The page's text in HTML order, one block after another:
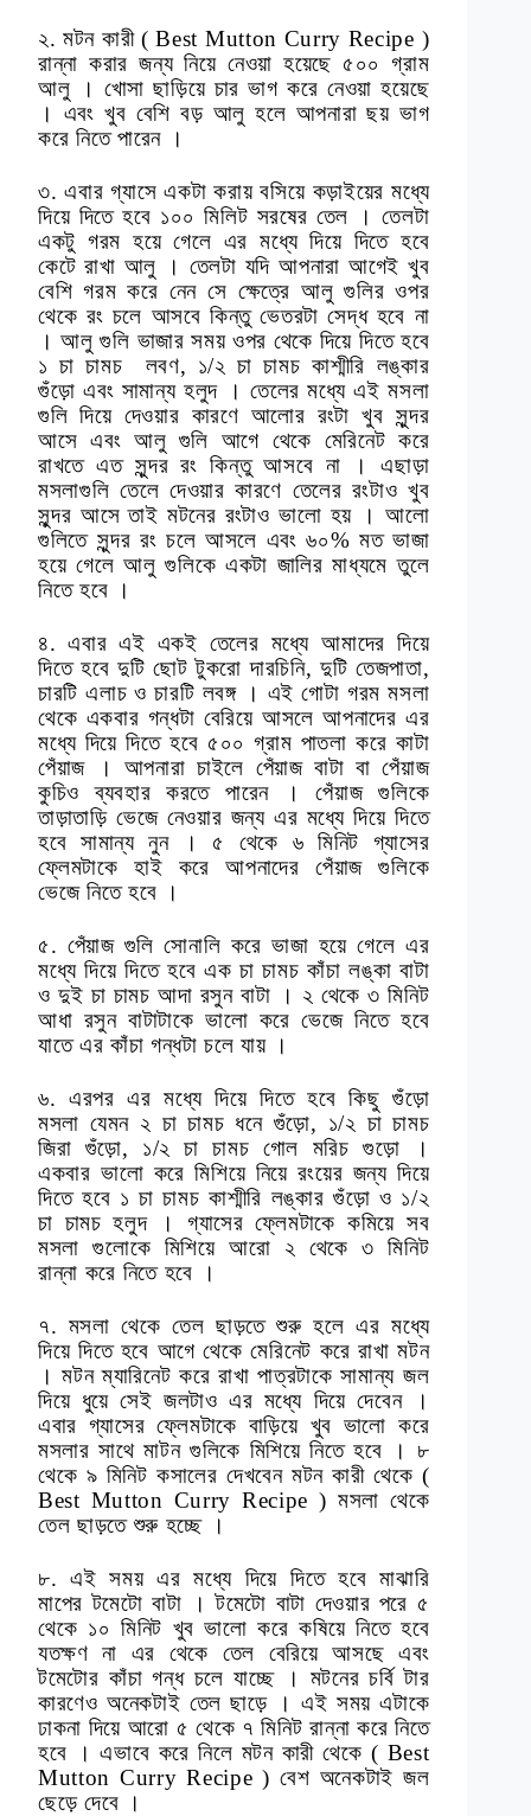
২. মটন কারী ( Best Mutton Curry Recipe )
রান্না করার জন্য নিয়ে নেওয়া হয়েছে ৫০০ গ্রাম
আলু । খোসা ছাড়িয়ে চার ভাগ করে নেওয়া হয়েছে
। এবং খুব বেশি বড় আলু হলে আপনারা ছয় ভাগ
করে নিতে পারেন ।
৩. এবার গ্যাসে একটা করায় বসিয়ে কড়াইয়ের মধ্যে
দিয়ে দিতে হবে ১০০ মিলিট সরষের তেল । তেলটা
একটু গরম হয়ে গেলে এর মধ্যে দিয়ে দিতে হবে
কেটে রাখা আলু । তেলটা যদি আপনারা আগেই খুব
বেশি গরম করে নেন সে ক্ষেত্রে আলু গুলির ওপর
থেকে রং চলে আসবে কিন্তু ভেতরটা সেদ্ধ হবে না
। আলু গুলি ভাজার সময় ওপর থেকে দিয়ে দিতে হবে
১ চা চামচ লবণ, ১/২ চা চামচ কাশ্মীরি লঙ্কার
গুঁড়ো এবং সামান্য হলুদ । তেলের মধ্যে এই মসলা
গুলি দিয়ে দেওয়ার কারণে আলোর রংটা খুব সুন্দর
আসে এবং আলু গুলি আগে থেকে মেরিনেট করে
রাখতে এত সুন্দর রং কিন্তু আসবে না । এছাড়া
মসলাগুলি তেলে দেওয়ার কারণে তেলের রংটাও খুব
সুন্দর আসে তাই মটনের রংটাও ভালো হয় । আলো
গুলিতে সুন্দর রং চলে আসলে এবং ৬০% মত ভাজা
হয়ে গেলে আলু গুলিকে একটা জালির মাধ্যমে তুলে
নিতে হবে ।
৪. এবার এই একই তেলের মধ্যে আমাদের দিয়ে
দিতে হবে দুটি ছোট টুকরো দারচিনি, দুটি তেজপাতা,
চারটি এলাচ ও চারটি লবঙ্গ । এই গোটা গরম মসলা
থেকে একবার গন্ধটা বেরিয়ে আসলে আপনাদের এর
মধ্যে দিয়ে দিতে হবে ৫০০ গ্রাম পাতলা করে কাটা
পেঁয়াজ । আপনারা চাইলে পেঁয়াজ বাটা বা পেঁয়াজ
কুচিও ব্যবহার করতে পারেন । পেঁয়াজ গুলিকে
তাড়াতাড়ি ভেজে নেওয়ার জন্য এর মধ্যে দিয়ে দিতে
হবে সামান্য নুন । ৫ থেকে ৬ মিনিট গ্যাসের
ফ্লেমটাকে হাই করে আপনাদের পেঁয়াজ গুলিকে
ভেজে নিতে হবে ।
৫. পেঁয়াজ গুলি সোনালি করে ভাজা হয়ে গেলে এর
মধ্যে দিয়ে দিতে হবে এক চা চামচ কাঁচা লঙ্কা বাটা
ও দুই চা চামচ আদা রসুন বাটা । ২ থেকে ৩ মিনিট
আধা রসুন বাটাটাকে ভালো করে ভেজে নিতে হবে
যাতে এর কাঁচা গন্ধটা চলে যায় ।
৬. এরপর এর মধ্যে দিয়ে দিতে হবে কিছু গুঁড়ো
মসলা যেমন ২ চা চামচ ধনে গুঁড়ো, ১/২ চা চামচ
জিরা গুঁড়ো, ১/২ চা চামচ গোল মরিচ গুড়ো ।
একবার ভালো করে মিশিয়ে নিয়ে রংয়ের জন্য দিয়ে
দিতে হবে ১ চা চামচ কাশ্মীরি লঙ্কার গুঁড়ো ও ১/২
চা চামচ হলুদ । গ্যাসের ফ্লেমটাকে কমিয়ে সব
মসলা গুলোকে মিশিয়ে আরো ২ থেকে ৩ মিনিট
রান্না করে নিতে হবে ।
৭. মসলা থেকে তেল ছাড়তে শুরু হলে এর মধ্যে
দিয়ে দিতে হবে আগে থেকে মেরিনেট করে রাখা মটন
। মটন ম্যারিনেট করে রাখা পাত্রটাকে সামান্য জল
দিয়ে ধুয়ে সেই জলটাও এর মধ্যে দিয়ে দেবেন ।
এবার গ্যাসের ফ্লেমটাকে বাড়িয়ে খুব ভালো করে
মসলার সাথে মাটন গুলিকে মিশিয়ে নিতে হবে । ৮
থেকে ৯ মিনিট কসালের দেখবেন মটন কারী থেকে (
Best Mutton Curry Recipe ) মসলা থেকে
তেল ছাড়তে শুরু হচ্ছে ।
৮. এই সময় এর মধ্যে দিয়ে দিতে হবে মাঝারি
মাপের টমেটো বাটা । টমেটো বাটা দেওয়ার পরে ৫
থেকে ১০ মিনিট খুব ভালো করে কষিয়ে নিতে হবে
যতক্ষণ না এর থেকে তেল বেরিয়ে আসছে এবং
টমেটোর কাঁচা গন্ধ চলে যাচ্ছে । মটনের চর্বি টার
কারণেও অনেকটাই তেল ছাড়ে । এই সময় এটাকে
ঢাকনা দিয়ে আরো ৫ থেকে ৭ মিনিট রান্না করে নিতে
হবে । এভাবে করে নিলে মটন কারী থেকে ( Best
Mutton Curry Recipe ) বেশ অনেকটাই জল
ছেড়ে দেবে ।